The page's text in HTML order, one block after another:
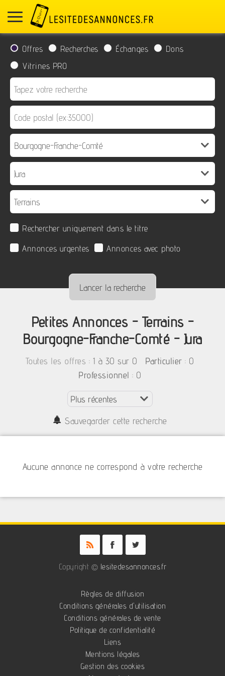
Offres Recherches Échanges
Dons
Vitrines PRO
Rechercher uniquement dans le titre
Annonces urgentes
Annonces avec photo
Petites Annonces - Terrains -
Bourgogne-Franche-Comté - Jura
Toutes les offres : 1 à 30 sur 0 Particulier : 0
Professionnel : 0
Sauvegarder cette recherche
Aucune annonce ne correspond à votre recherche
Copyright © lesitedesannonces.fr
Règles de diffusion
Conditions générales d'utilisation
Conditions générales de vente
Politique de confidentialité
Liens
Mentions légales
Gestion des cookies